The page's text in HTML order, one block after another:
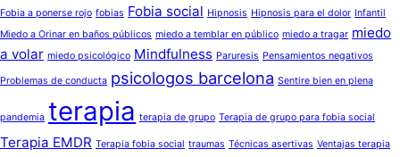
Fobia a ponerse rojo fobias Fobia social Hipnosis Hipnosis para el dolor Infantil
Miedo a Orinar en baños públicos miedo a temblar en público miedo a tragar miedo
a volar miedo psicológico Mindfulness Paruresis Pensamientos negativos
Problemas de conducta psicologos barcelona Sentire bien en plena
pandemia terapia terapia de grupo Terapia de grupo para fobia social
Terapia EMDR Terapia fobia social traumas Técnicas asertivas Ventajas terapia